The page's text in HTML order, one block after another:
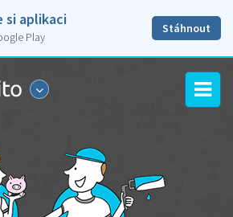
si aplikaci
Play
Stáhnout